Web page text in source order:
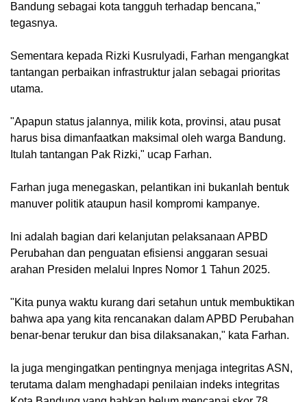
Bandung sebagai kota tangguh terhadap bencana,"
tegasnya.
Sementara kepada Rizki Kusrulyadi, Farhan mengangkat
tantangan perbaikan infrastruktur jalan sebagai prioritas
utama.
"Apapun status jalannya, milik kota, provinsi, atau pusat
harus bisa dimanfaatkan maksimal oleh warga Bandung.
Itulah tantangan Pak Rizki," ucap Farhan.
Farhan juga menegaskan, pelantikan ini bukanlah bentuk
manuver politik ataupun hasil kompromi kampanye.
Ini adalah bagian dari kelanjutan pelaksanaan APBD
Perubahan dan penguatan efisiensi anggaran sesuai
arahan Presiden melalui Inpres Nomor 1 Tahun 2025.
"Kita punya waktu kurang dari setahun untuk membuktikan
bahwa apa yang kita rencanakan dalam APBD Perubahan
benar-benar terukur dan bisa dilaksanakan," kata Farhan.
Ia juga mengingatkan pentingnya menjaga integritas ASN,
terutama dalam menghadapi penilaian indeks integritas